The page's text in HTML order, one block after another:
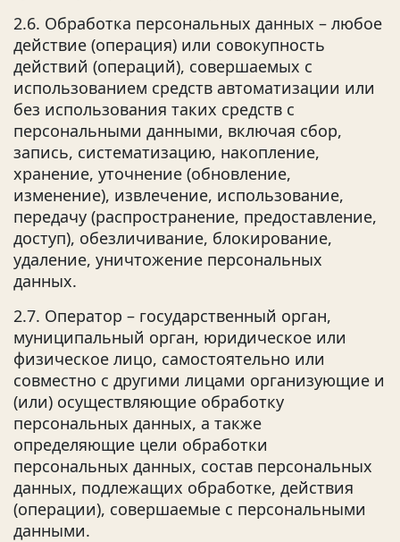
2.6. Обработка персональных данных – любое
действие (операция) или совокупность
действий (операций), совершаемых с
использованием средств автоматизации или
без использования таких средств с
персональными данными, включая сбор,
запись, систематизацию, накопление,
хранение, уточнение (обновление,
изменение), извлечение, использование,
передачу (распространение, предоставление,
доступ), обезличивание, блокирование,
удаление, уничтожение персональных
данных.
2.7. Оператор – государственный орган,
муниципальный орган, юридическое или
физическое лицо, самостоятельно или
совместно с другими лицами организующие и
(или) осуществляющие обработку
персональных данных, а также
определяющие цели обработки
персональных данных, состав персональных
данных, подлежащих обработке, действия
(операции), совершаемые с персональными
данными.